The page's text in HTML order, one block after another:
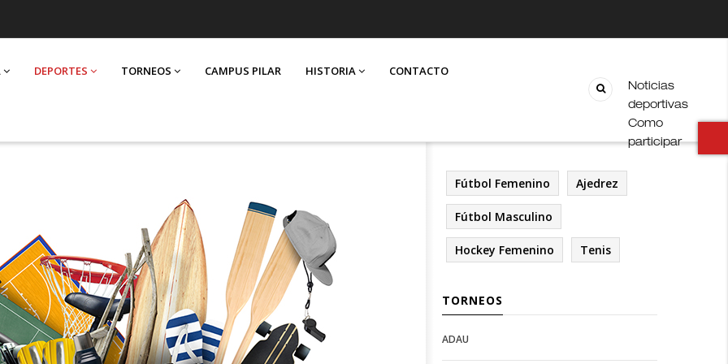
DEPORTES TORNEOS CAMPUS PILAR HISTORIA CONTACTO
Noticias
deportivas
Como
participar
Fútbol Femenino Ajedrez
Fútbol Masculino
Hockey Femenino Tenis
TORNEOS
Open
Deportes
Open
configuration
ADAU